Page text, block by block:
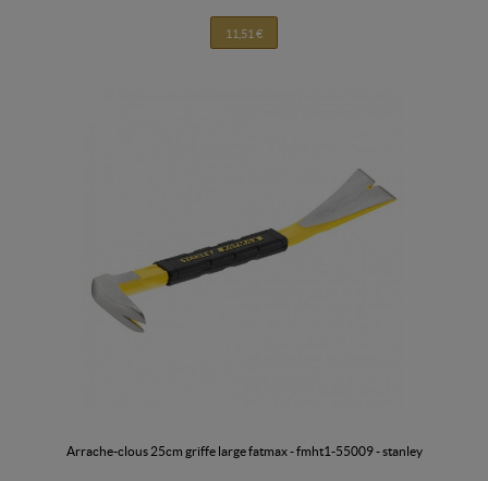
11,51 €
arrache-clous 25cm griffe large fatmax - fmht1-55009 - stanley